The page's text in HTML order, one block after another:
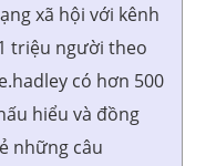
xã hội với kênh
triệu người theo
có hơn 500
hiểu và đồng
những câu